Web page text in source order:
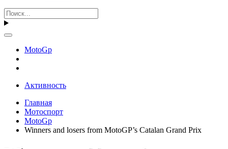
MotoGp
Активность
Главная
Мотоспорт
MotoGp
Winners and losers from MotoGP’s Catalan Grand Prix